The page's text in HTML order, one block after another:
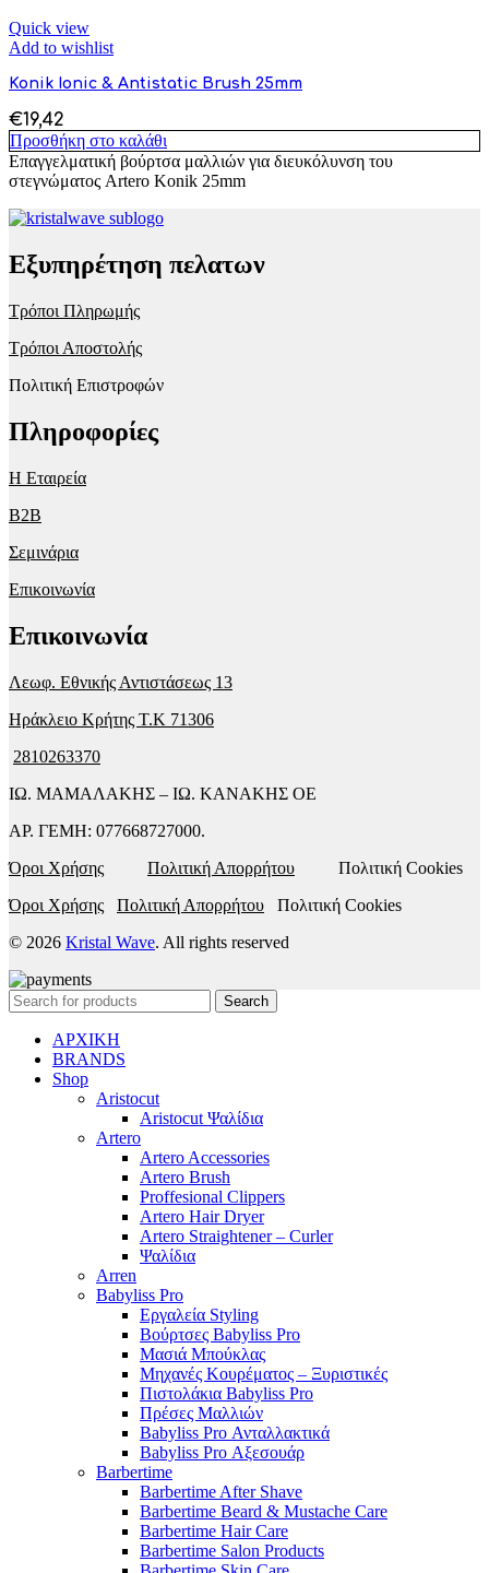
Quick view
Add to wishlist
Konik Ionic & Antistatic Brush 25mm
€19,42
Προσθήκη στο καλάθι
Επαγγελματική βούρτσα μαλλιών για διευκόλυνση του
στεγνώματος Artero Konik 25mm
Εξυπηρέτηση πελατων
Τρόποι Πληρωμής
Τρόποι Αποστολής
Πολιτική Επιστροφών
Πληροφορίες
Η Εταιρεία
B2B
Σεμινάρια
Επικοινωνία
Επικοινωνία
Λεωφ. Εθνικής Αντιστάσεως 13
Ηράκλειο Κρήτης T.K 71306
2810263370
ΙΩ. ΜΑΜΑΛΑΚΗΣ – ΙΩ. ΚΑΝΑΚΗΣ ΟΕ
ΑΡ. ΓΕΜΗ: 077668727000.
Όροι Χρήσης
Πολιτική Απορρήτου Πολιτική Cookies
Όροι Χρήσης
Πολιτική Απορρήτου Πολιτική Cookies
© 2026 Kristal Wave. All rights reserved
Search
ΑΡΧΙΚΗ
BRANDS
Shop
Aristocut
Aristocut Ψαλίδια
Artero
Artero Accessories
Artero Brush
Proffesional Clippers
Artero Hair Dryer
Artero Straightener – Curler
Ψαλίδια
Arren
Babyliss Pro
Εργαλεία Styling
Βούρτσες Babyliss Pro
Μασιά Μπούκλας
Μηχανές Κουρέματος – Ξυριστικές
Πιστολάκια Babyliss Pro
Πρέσες Μαλλιών
Babyliss Pro Ανταλλακτικά
Babyliss Pro Αξεσουάρ
Barbertime
Barbertime After Shave
Barbertime Beard & Mustache Care
Barbertime Hair Care
Barbertime Salon Products